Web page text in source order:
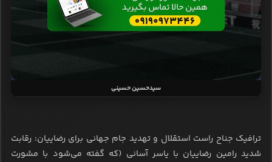
سیدحسین حسینی
ترافیک جناح راست استقلال و تهدید جام جهانی برای رضاییان: رقابت
شدید رامین رضاییان با یاسر آسانی (که گفته می‌شود با مشورت